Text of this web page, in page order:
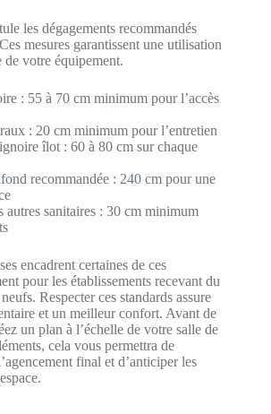
les dégagements recommandés
mesures garantissent une utilisation
de votre équipement.
: 55 à 70 cm minimum pour l’accès
: 20 cm minimum pour l’entretien
îlot : 60 à 80 cm sur chaque
recommandée : 240 cm pour une
autres sanitaires : 30 cm minimum
encadrent certaines de ces
pour les établissements recevant du
Respecter ces standards assure
et un meilleur confort. Avant de
un plan à l’échelle de votre salle de
cela vous permettra de
final et d’anticiper les